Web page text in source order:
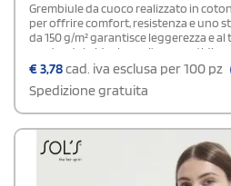
Grembiule da cuoco realizzato in
per offrire comfort, resistenza e uno
da 150 g/m² garantisce leggerezza e
rendendolo ideale per l’uso
tasche frontali, permette di tenere
utensili, note o accessori
dei piatti.
€3,78cad. iva esclusa per 100 pz
Spedizione gratuita